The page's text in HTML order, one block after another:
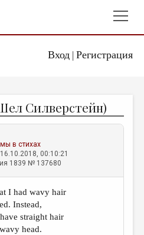
Вход| Регистрация
Силверстейн)
в стихах
00:10:21
1839 № 137680
wavy hair
hair
head.